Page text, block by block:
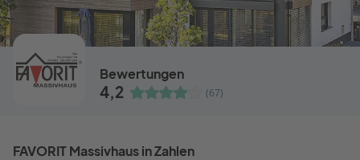
Bewertungen
4,2 (67)
FAVORIT Massivhaus in Zahlen